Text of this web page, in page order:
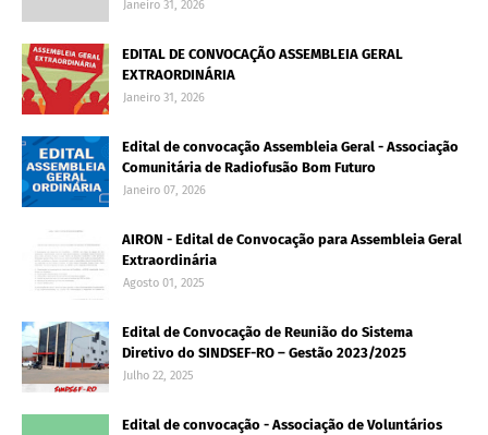
Janeiro 31, 2026
EDITAL DE CONVOCAÇÃO ASSEMBLEIA GERAL
EXTRAORDINÁRIA
Janeiro 31, 2026
Edital de convocação Assembleia Geral - Associação
Comunitária de Radiofusão Bom Futuro
Janeiro 07, 2026
AIRON - Edital de Convocação para Assembleia Geral
Extraordinária
Agosto 01, 2025
Edital de Convocação de Reunião do Sistema
Diretivo do SINDSEF-RO – Gestão 2023/2025
Julho 22, 2025
Edital de convocação - Associação de Voluntários